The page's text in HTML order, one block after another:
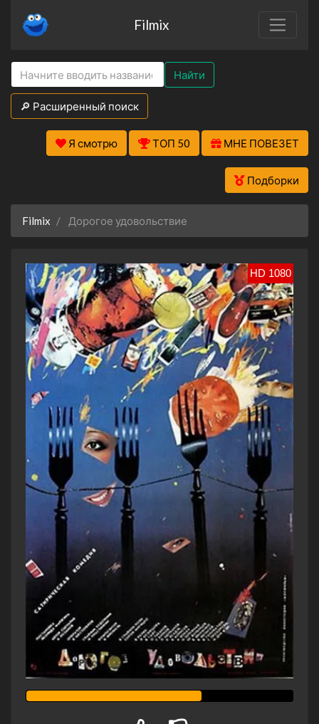
Filmix
Найти
🔎 Расширенный поиск
Я смотрю ТОП 50 МНЕ ПОВЕЗЕТ
Подборки
Filmix Дорогое удовольствие
HD 1080